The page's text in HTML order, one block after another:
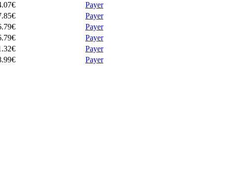
Payer
Payer
Payer
Payer
Payer
Payer